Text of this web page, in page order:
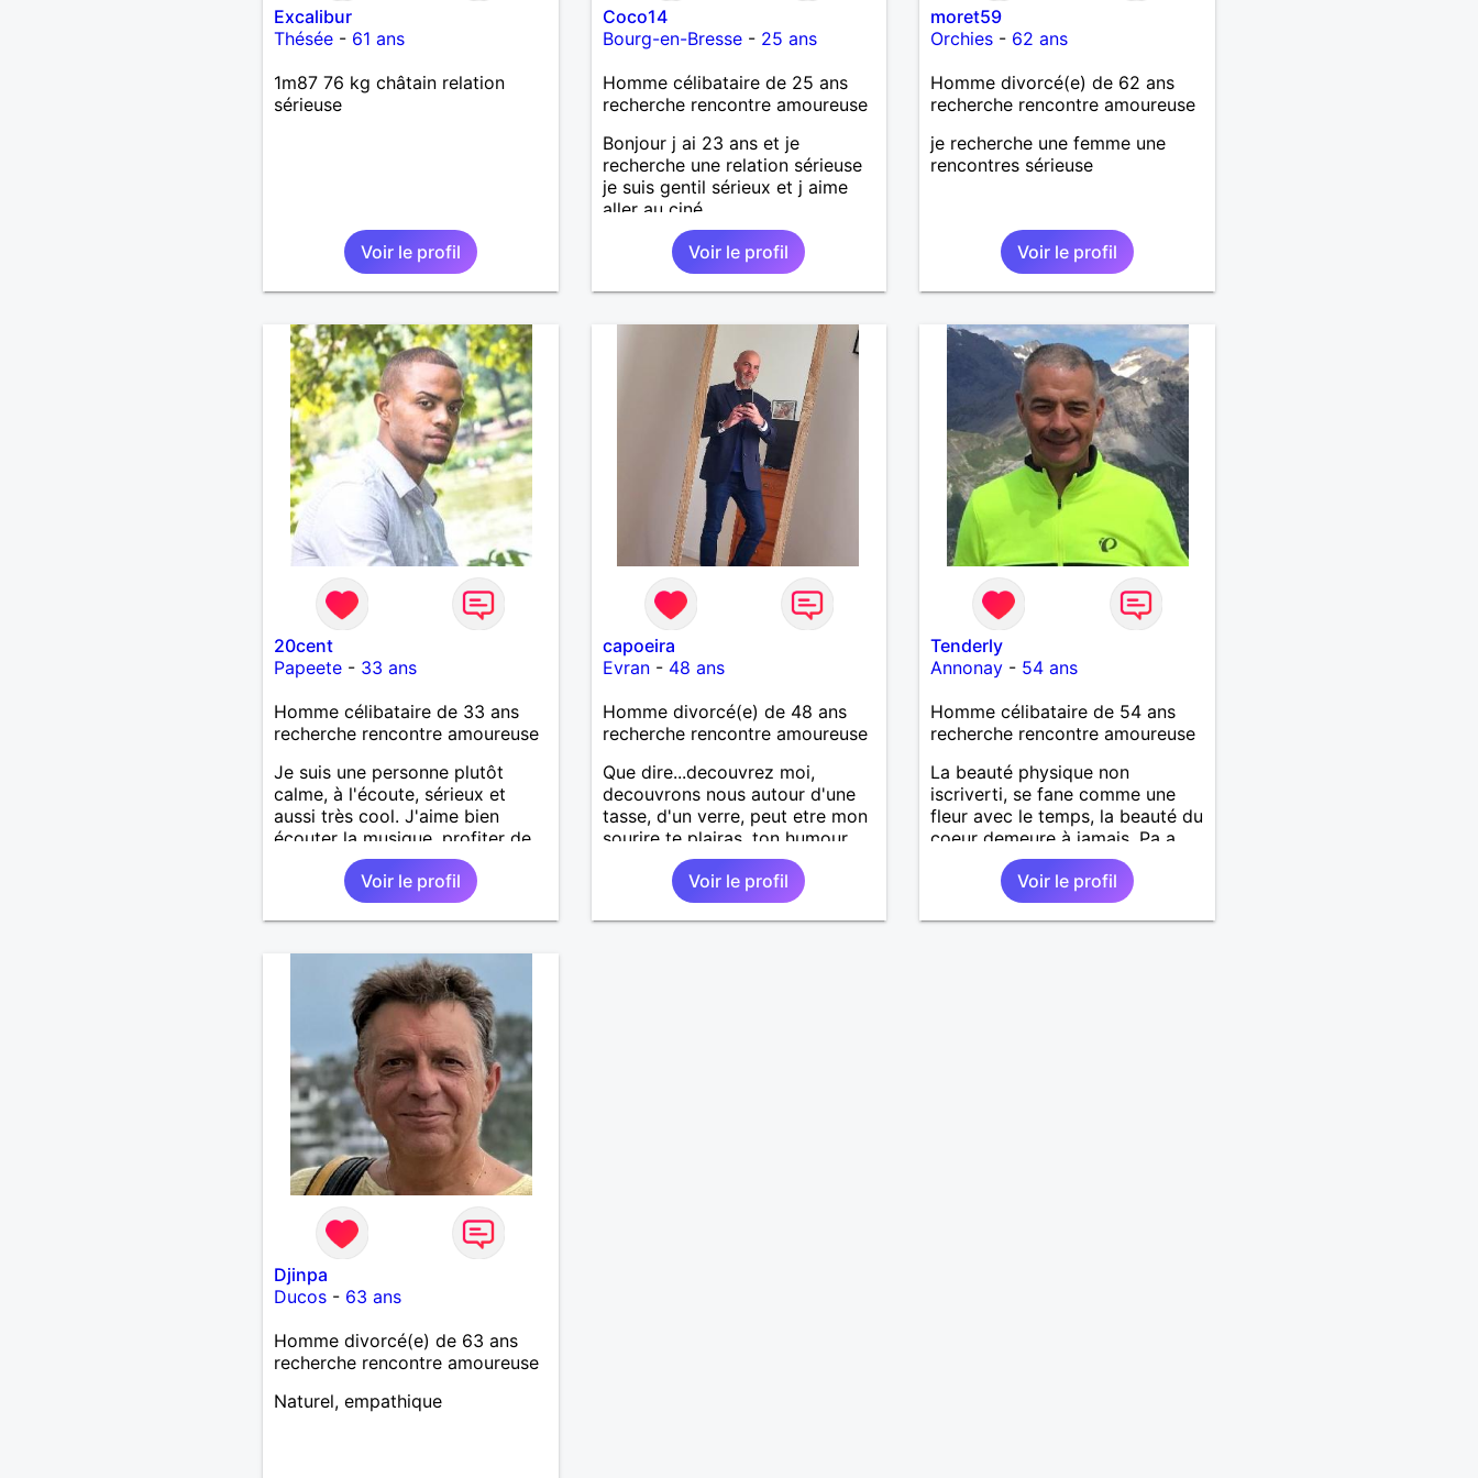
moins de 60 ans
Excalibur
Thésée- 61 ans
1m87 76 kg châtain relation
sérieuse
Voir le profil
Coco14
Bourg-en-Bresse- 25 ans
Homme célibataire de 25 ans
recherche rencontre amoureuse
Bonjour j ai 23 ans et je
recherche une relation sérieuse
je suis gentil sérieux et j aime
aller au ciné....
Voir le profil
moret59
Orchies - 62 ans
Homme divorcé(e) de 62 ans
recherche rencontre amoureuse
je recherche une femme une
rencontres sérieuse
Voir le profil
20cent
Papeete- 33 ans
Homme célibataire de 33 ans
recherche rencontre amoureuse
Je suis une personne plutôt
calme, à l'écoute, sérieux et
aussi très cool. J'aime bien
écouter la musique, profiter de
la nature et faire du sport.
N'hésitez pas à m'écrire pour
faire connaissance.
Voir le profil
capoeira
Evran- 48 ans
Homme divorcé(e) de 48 ans
recherche rencontre amoureuse
Que dire...decouvrez moi,
decouvrons nous autour d'une
tasse, d'un verre, peut etre mon
sourire te plairas, ton humour
me fera pouffer.. en tout cas on
a tout a gagner.Voir le profil
Tenderly
Annonay - 54 ans
Homme célibataire de 54 ans
recherche rencontre amoureuse
La beauté physique non
iscriverti, se fane comme une
fleur avec le temps, la beauté du
coeur demeure à jamais, Pa a
Voir le profil
Djinpa
Ducos- 63 ans
Homme divorcé(e) de 63 ans
recherche rencontre amoureuse
Naturel, empathique